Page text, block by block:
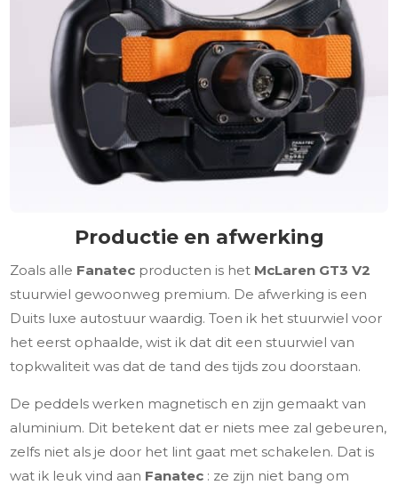
Productie en afwerking
Zoals alle Fanatec producten is het McLaren GT3 V2
stuurwiel gewoonweg premium. De afwerking is een
Duits luxe autostuur waardig. Toen ik het stuurwiel voor
het eerst ophaalde, wist ik dat dit een stuurwiel van
topkwaliteit was dat de tand des tijds zou doorstaan.
De peddels werken magnetisch en zijn gemaakt van
aluminium. Dit betekent dat er niets mee zal gebeuren,
zelfs niet als je door het lint gaat met schakelen. Dat is
wat ik leuk vind aan Fanatec : ze zijn niet bang om